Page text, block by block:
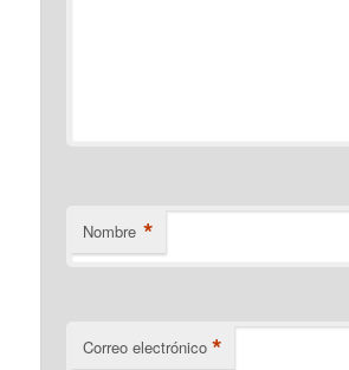
Nombre *
Correo electrónico *